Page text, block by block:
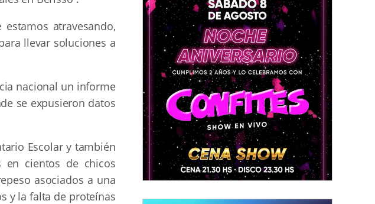
atravesando,
llevar soluciones a
nacional un informe
se expusieron datos
Escolar y también
en cientos de chicos
asociados a una
y la falta de proteínas